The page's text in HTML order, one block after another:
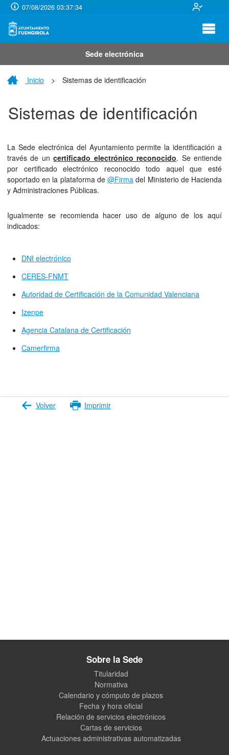
07/08/2026 03:37:35
Sede electrónica
Inicio > Sistemas de identificación
Sistemas de identificación
La Sede electrónica del Ayuntamiento permite la identificación a
través de uncertificado electrónico reconocido. Se entiende
por certificado electrónico reconocido todo aquel que esté
soportado en la plataforma de@Firma del Ministerio de Hacienda
y Administraciones Públicas.
Igualmente se recomienda hacer uso de alguno de los aquí
indicados:
DNI electrónico
CERES-FNMT
Autoridad de Certificación de la Comunidad Valenciana
Izenpe
Agencia Catalana de Certificación
Camerfirma
Volver Imprimir
Sobre la Sede
Titularidad
Normativa
Calendario y cómputo de plazos
Fecha y hora oficial
Relación de servicios electrónicos
Cartas de servicios
Actuaciones administrativas automatizadas